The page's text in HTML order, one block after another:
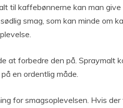
til kaffebønnerne kan man
smag, som kan minde om
at forbedre den på.
en ordentlig måde.
for smagsoplevelsen. Hvis